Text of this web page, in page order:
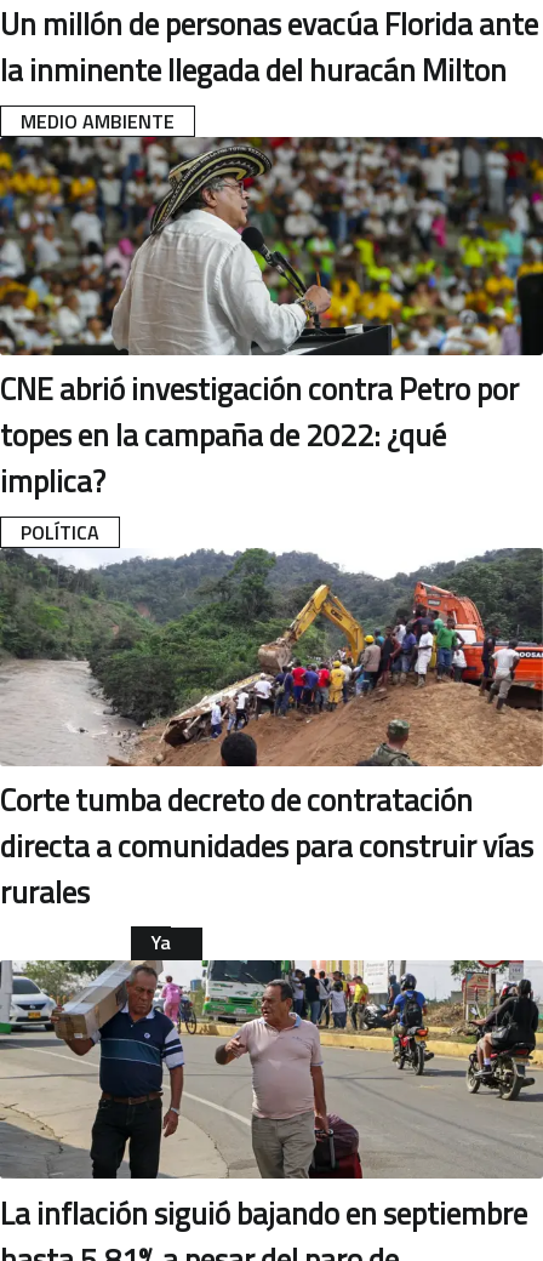
MEDIO AMBIENTE
Un millón de personas evacúa Florida ante
la inminente llegada del huracán Milton
POLÍTICA
CNE abrió investigación contra Petro por
topes en la campaña de 2022: ¿qué
implica?
NACIONAL
Ya
leíste
esta
nota
Corte tumba decreto de contratación
directa a comunidades para construir vías
rurales
La inflación siguió bajando en septiembre